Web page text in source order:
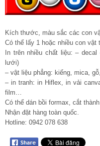
Kích thước, màu sắc các con
Có thể lấy 1 hoặc nhiều con vật
In trên nhiều chất liệu: –
lưới)
– vật liệu phẳng: kiếng, mica,
– in tranh: in Hiflex, in vải
film…
Có thể dán bồi formax, cắt
Nhận đặt hàng toàn quốc.
Hotline: 0942 078 638